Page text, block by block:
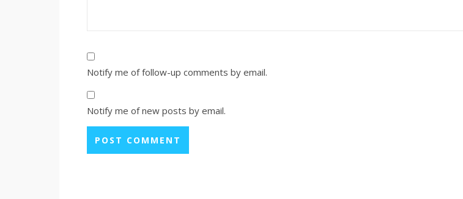
Notify me of follow-up comments by email.
Notify me of new posts by email.